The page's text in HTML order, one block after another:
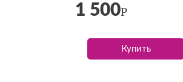
1 500Р
Купить